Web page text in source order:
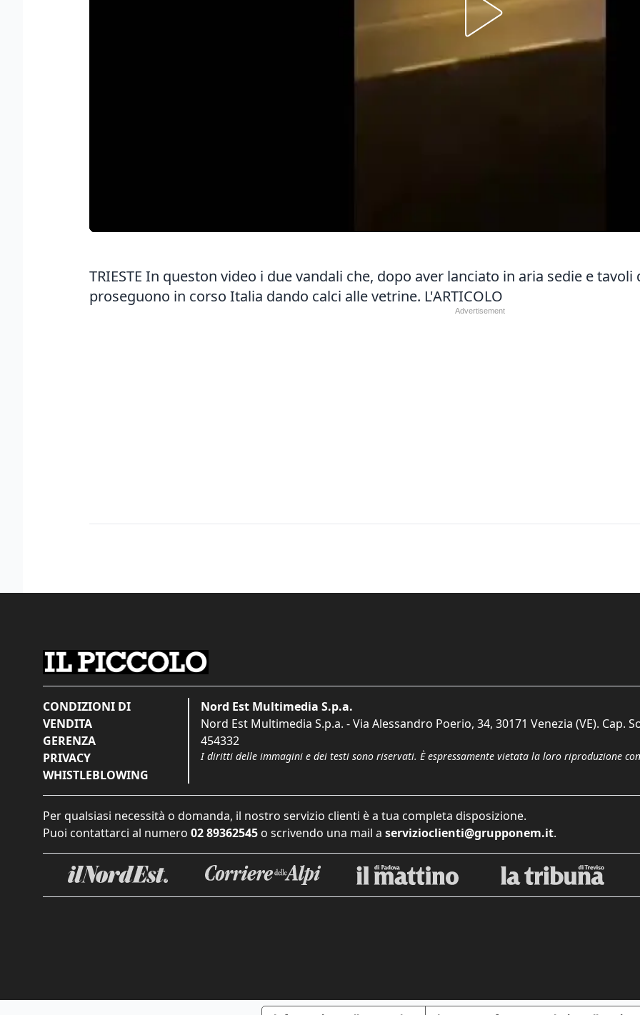
TRIESTE In queston video i due vandali che, dopo aver lanciato in aria sedie e
proseguono in corso Italia dando calci alle vetrine. L'ARTICOLO
CONDIZIONI DI
VENDITA
GERENZA
PRIVACY
WHISTLEBLOWING
Nord Est Multimedia S.p.a.
Nord Est Multimedia S.p.a. - Via Alessandro Poerio, 34, 30171 Venezia (VE). Cap.
454332
I diritti delle immagini e dei testi sono riservati. È espressamente vietata la loro riproduzione
Per qualsiasi necessità o domanda, il nostro servizio clienti è a tua completa disposizione.
Puoi contattarci al numero 02 89362545 o scrivendo una mail a servizioclienti@grupponem.it.